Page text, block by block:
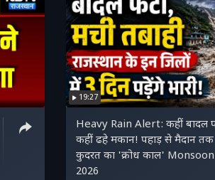
19:27
Heavy Rain Alert: कहीं बादल
कहीं ढहे मकान! पहाड़ से मैदान तक
कुदरत का 'क्रोध काल' Monsoon
2026